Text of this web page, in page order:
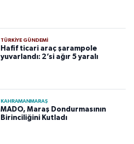
TÜRKIYE GÜNDEMI
Hafif ticari araç şarampole
yuvarlandı: 2’si ağır 5 yaralı
KAHRAMANMARAŞ
MADO, Maraş Dondurmasının
Birinciliğini Kutladı